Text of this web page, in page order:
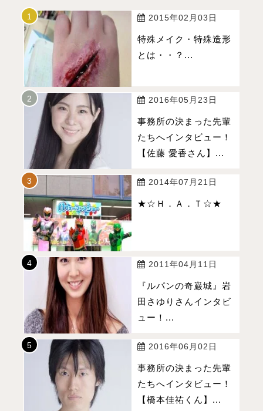
2015年02月03日
特殊メイク・特殊造形
とは・・？...
2016年05月23日
事務所の決まった先輩
たちへインタビュー！
【佐藤 愛香さん】...
2014年07月21日
★☆Ｈ．Ａ．Ｔ☆★
2011年04月11日
『ルパンの奇巌城』岩
田さゆりさんインタビ
ュー！...
2016年06月02日
事務所の決まった先輩
たちへインタビュー！
【橋本佳祐くん】...